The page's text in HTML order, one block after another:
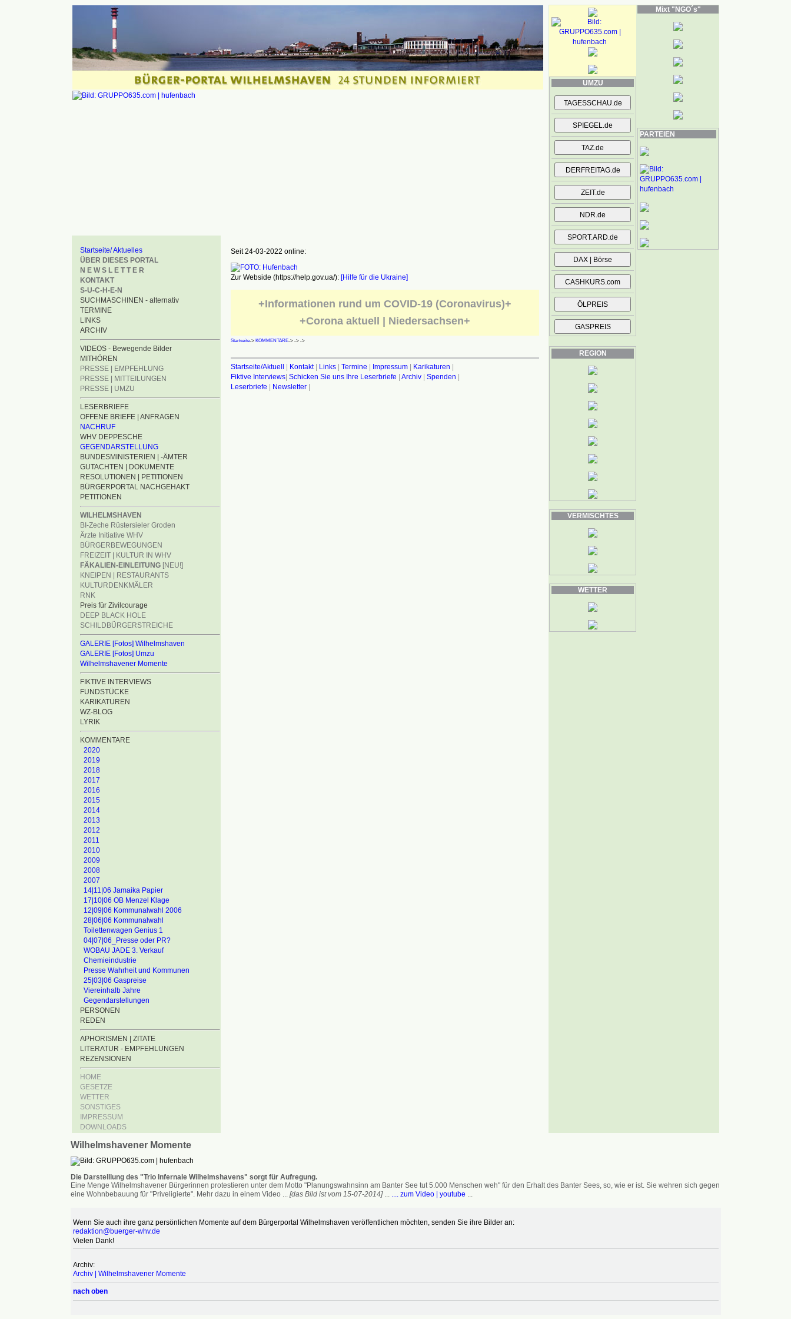
UMZU
REGION
VERMISCHTES
WETTER
Mixt "NGO´s"
PARTEIEN
Startseite/ Aktuelles
ÜBER DIESES PORTAL
N E W S L E T T E R
KONTAKT
S-U-C-H-E-N
SUCHMASCHINEN - alternativ
TERMINE
LINKS
ARCHIV
VIDEOS - Bewegende Bilder
MITHÖREN
PRESSE | EMPFEHLUNG
PRESSE | MITTEILUNGEN
PRESSE | UMZU
LESERBRIEFE
OFFENE BRIEFE | ANFRAGEN
NACHRUF
WHV DEPPESCHE
GEGENDARSTELLUNG
BUNDESMINISTERIEN | -ÄMTER
GUTACHTEN | DOKUMENTE
RESOLUTIONEN | PETITIONEN
BÜRGERPORTAL NACHGEHAKT
PETITIONEN
WILHELMSHAVEN
BI-Zeche Rüstersieler Groden
Ärzte Initiative WHV
BÜRGERBEWEGUNGEN
FREIZEIT | KULTUR IN WHV
FÄKALIEN-EINLEITUNG [NEU!]
KNEIPEN | RESTAURANTS
KULTURDENKMÄLER
RNK
Preis für Zivilcourage
DEEP BLACK HOLE
SCHILDBÜRGERSTREICHE
GALERIE [Fotos] Wilhelmshaven
GALERIE [Fotos] Umzu
Wilhelmshavener Momente
FIKTIVE INTERVIEWS
FUNDSTÜCKE
KARIKATUREN
WZ-BLOG
LYRIK
KOMMENTARE
2020
2019
2018
2017
2016
2015
2014
2013
2012
2011
2010
2009
2008
2007
14|11|06 Jamaika Papier
17|10|06 OB Menzel Klage
12|09|06 Kommunalwahl 2006
28|06|06 Kommunalwahl
Toilettenwagen Genius 1
04|07|06_Presse oder PR?
WOBAU JADE 3. Verkauf
Chemieindustrie
Presse Wahrheit und Kommunen
25|03|06 Gaspreise
Viereinhalb Jahre
Gegendarstellungen
PERSONEN
REDEN
APHORISMEN | ZITATE
LITERATUR - EMPFEHLUNGEN
REZENSIONEN
HOME
GESETZE
WETTER
SONSTIGES
IMPRESSUM
DOWNLOADS
Seit 24-03-2022 online:
Zur Webside (https://help.gov.ua/): [Hilfe für die Ukraine]
+Informationen rund um COVID-19 (Coronavirus)+
+Corona aktuell | Niedersachsen+
Startseite-> KOMMENTARE-> -> ->
Startseite/Aktuell Kontakt| Links| Termine Impressum| Karikaturen
Fiktive Interviews| Schicken Sie uns Ihre Leserbriefe Archiv| Spenden
Leserbriefe
Newsletter|
Wilhelmshavener Momente
Die Darstelllung des "Trio Infernale Wilhelmshavens" sorgt für Aufregung.
Eine Menge Wilhelmshavener Bürgerinnen protestieren unter dem Motto "Planungswahnsinn am Banter See tut 5.000 Menschen weh" für den Erhalt des Banter Sees, so, wie er ist. Sie wehren sich gegen
eine Wohnbebauung für "Priveligierte". Mehr dazu in einem Video ... [das Bild ist vom 15-07-2014]... .... zum Video | youtube ...
Wenn Sie auch ihre ganz persönlichen Momente auf dem Bürgerportal Wilhelmshaven veröffentlichen möchten, senden Sie ihre Bilder an:
redaktion@buerger-whv.de
Vielen Dank!
Archiv:
Archiv | Wilhelmshavener Momente
nach oben